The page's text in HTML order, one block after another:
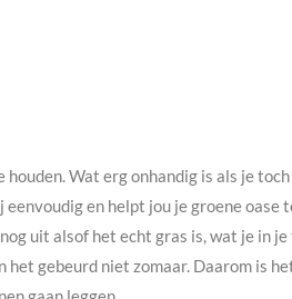
Wat erg onhandig is als je
en helpt jou je groene
uit alsof het echt gras is, wat je in
gebeurd niet zomaar. Daarom is